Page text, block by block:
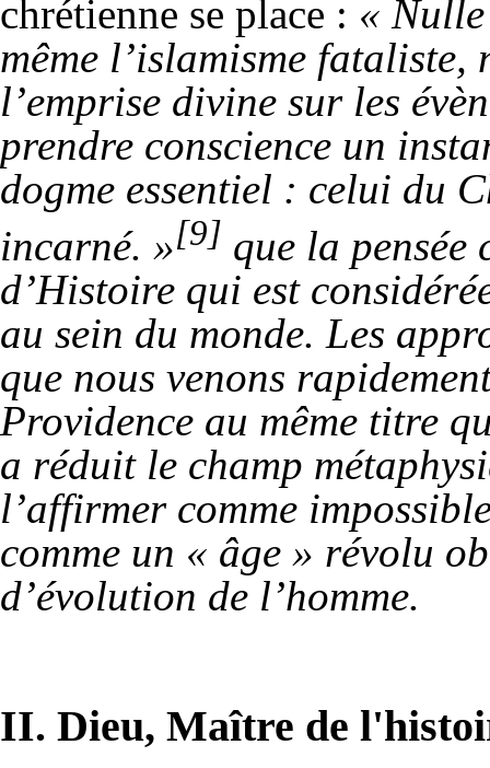
chrétienne se place : «
même l’islamisme fataliste,
l’emprise divine sur les
prendre conscience un
dogme essentiel : celui du
incarné. »[9] que la pensée
d’Histoire qui est
au sein du monde. Les
que nous venons
Providence au même titre
a réduit le champ
l’affirmer comme
comme un « âge » révolu
d’évolution de l’homme.
II. Dieu, Maître de